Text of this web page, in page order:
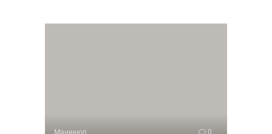
Маникюр 0